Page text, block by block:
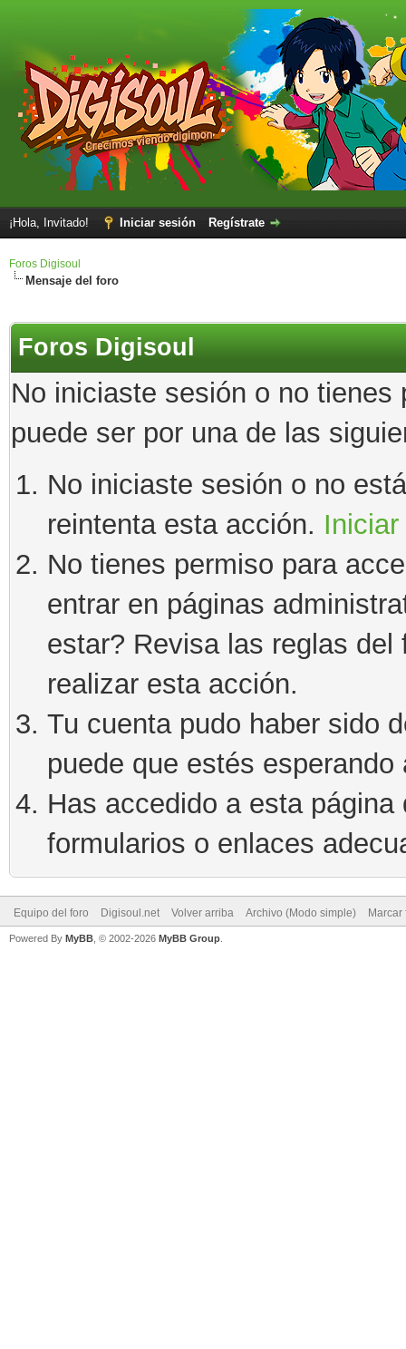
¡Hola, Invitado! Iniciar sesión Regístrate
Foros Digisoul
Mensaje del foro
Foros Digisoul
No iniciaste sesión o no
puede ser por una de las
No iniciaste sesión o no
reintenta esta acción.
No tienes permiso para
entrar en páginas
estar? Revisa las reglas
realizar esta acción.
Tu cuenta pudo haber sido
puede que estés esperando
Has accedido a esta
formularios o enlaces
Equipo del foro Digisoul.net Volver arriba Archivo (Modo simple)
Powered By MyBB , © 2002-2026 MyBB Group